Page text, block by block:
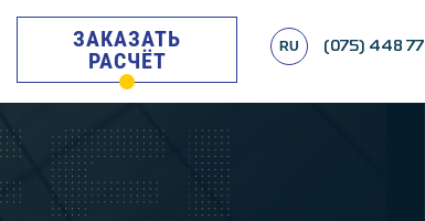
ЗАКАЗАТЬ
РАСЧЁТ
RU (075) 448 77